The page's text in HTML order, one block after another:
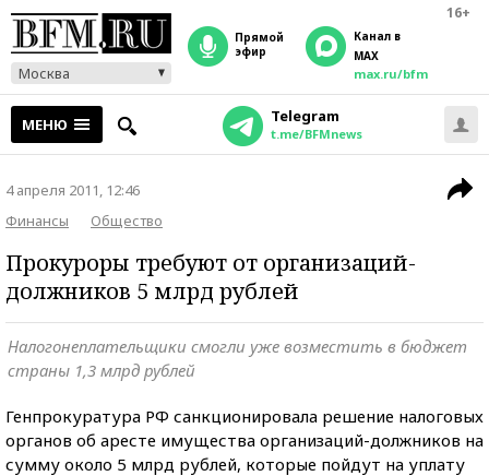
16+
Москва
прямой
эфир
Канал в
MAX
max.ru/bfm
МЕНЮ Telegram
t.me/BFMnews
4 апреля 2011, 12:46
Финансы
Общество
Прокуроры требуют от организаций-
должников 5 млрд рублей
Налогонеплательщики смогли уже возместить в бюджет
страны 1,3 млрд рублей
Генпрокуратура РФ санкционировала решение налоговых
органов об аресте имущества организаций-должников на
сумму около 5 млрд рублей, которые пойдут на уплату